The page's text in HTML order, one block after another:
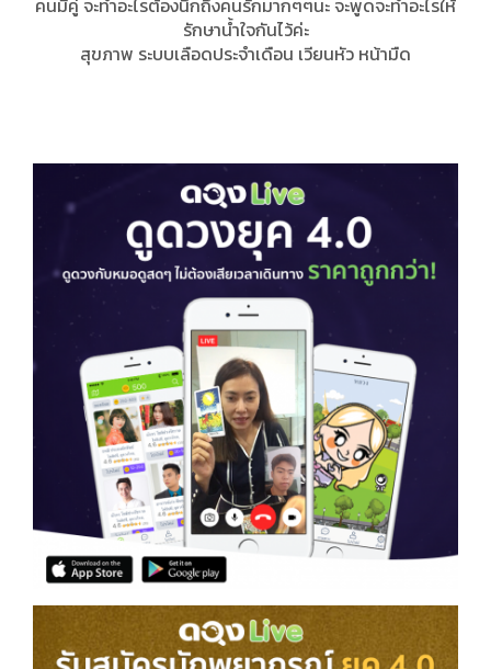
คนมีคู่ จะทำอะไรต้องนึกถึงคนรักมากๆๆนะ จะพูดจะทำอะไรให้
รักษาน้ำใจกันไว้ค่ะ
สุขภาพ ระบบเลือดประจำเดือน เวียนหัว หน้ามืด